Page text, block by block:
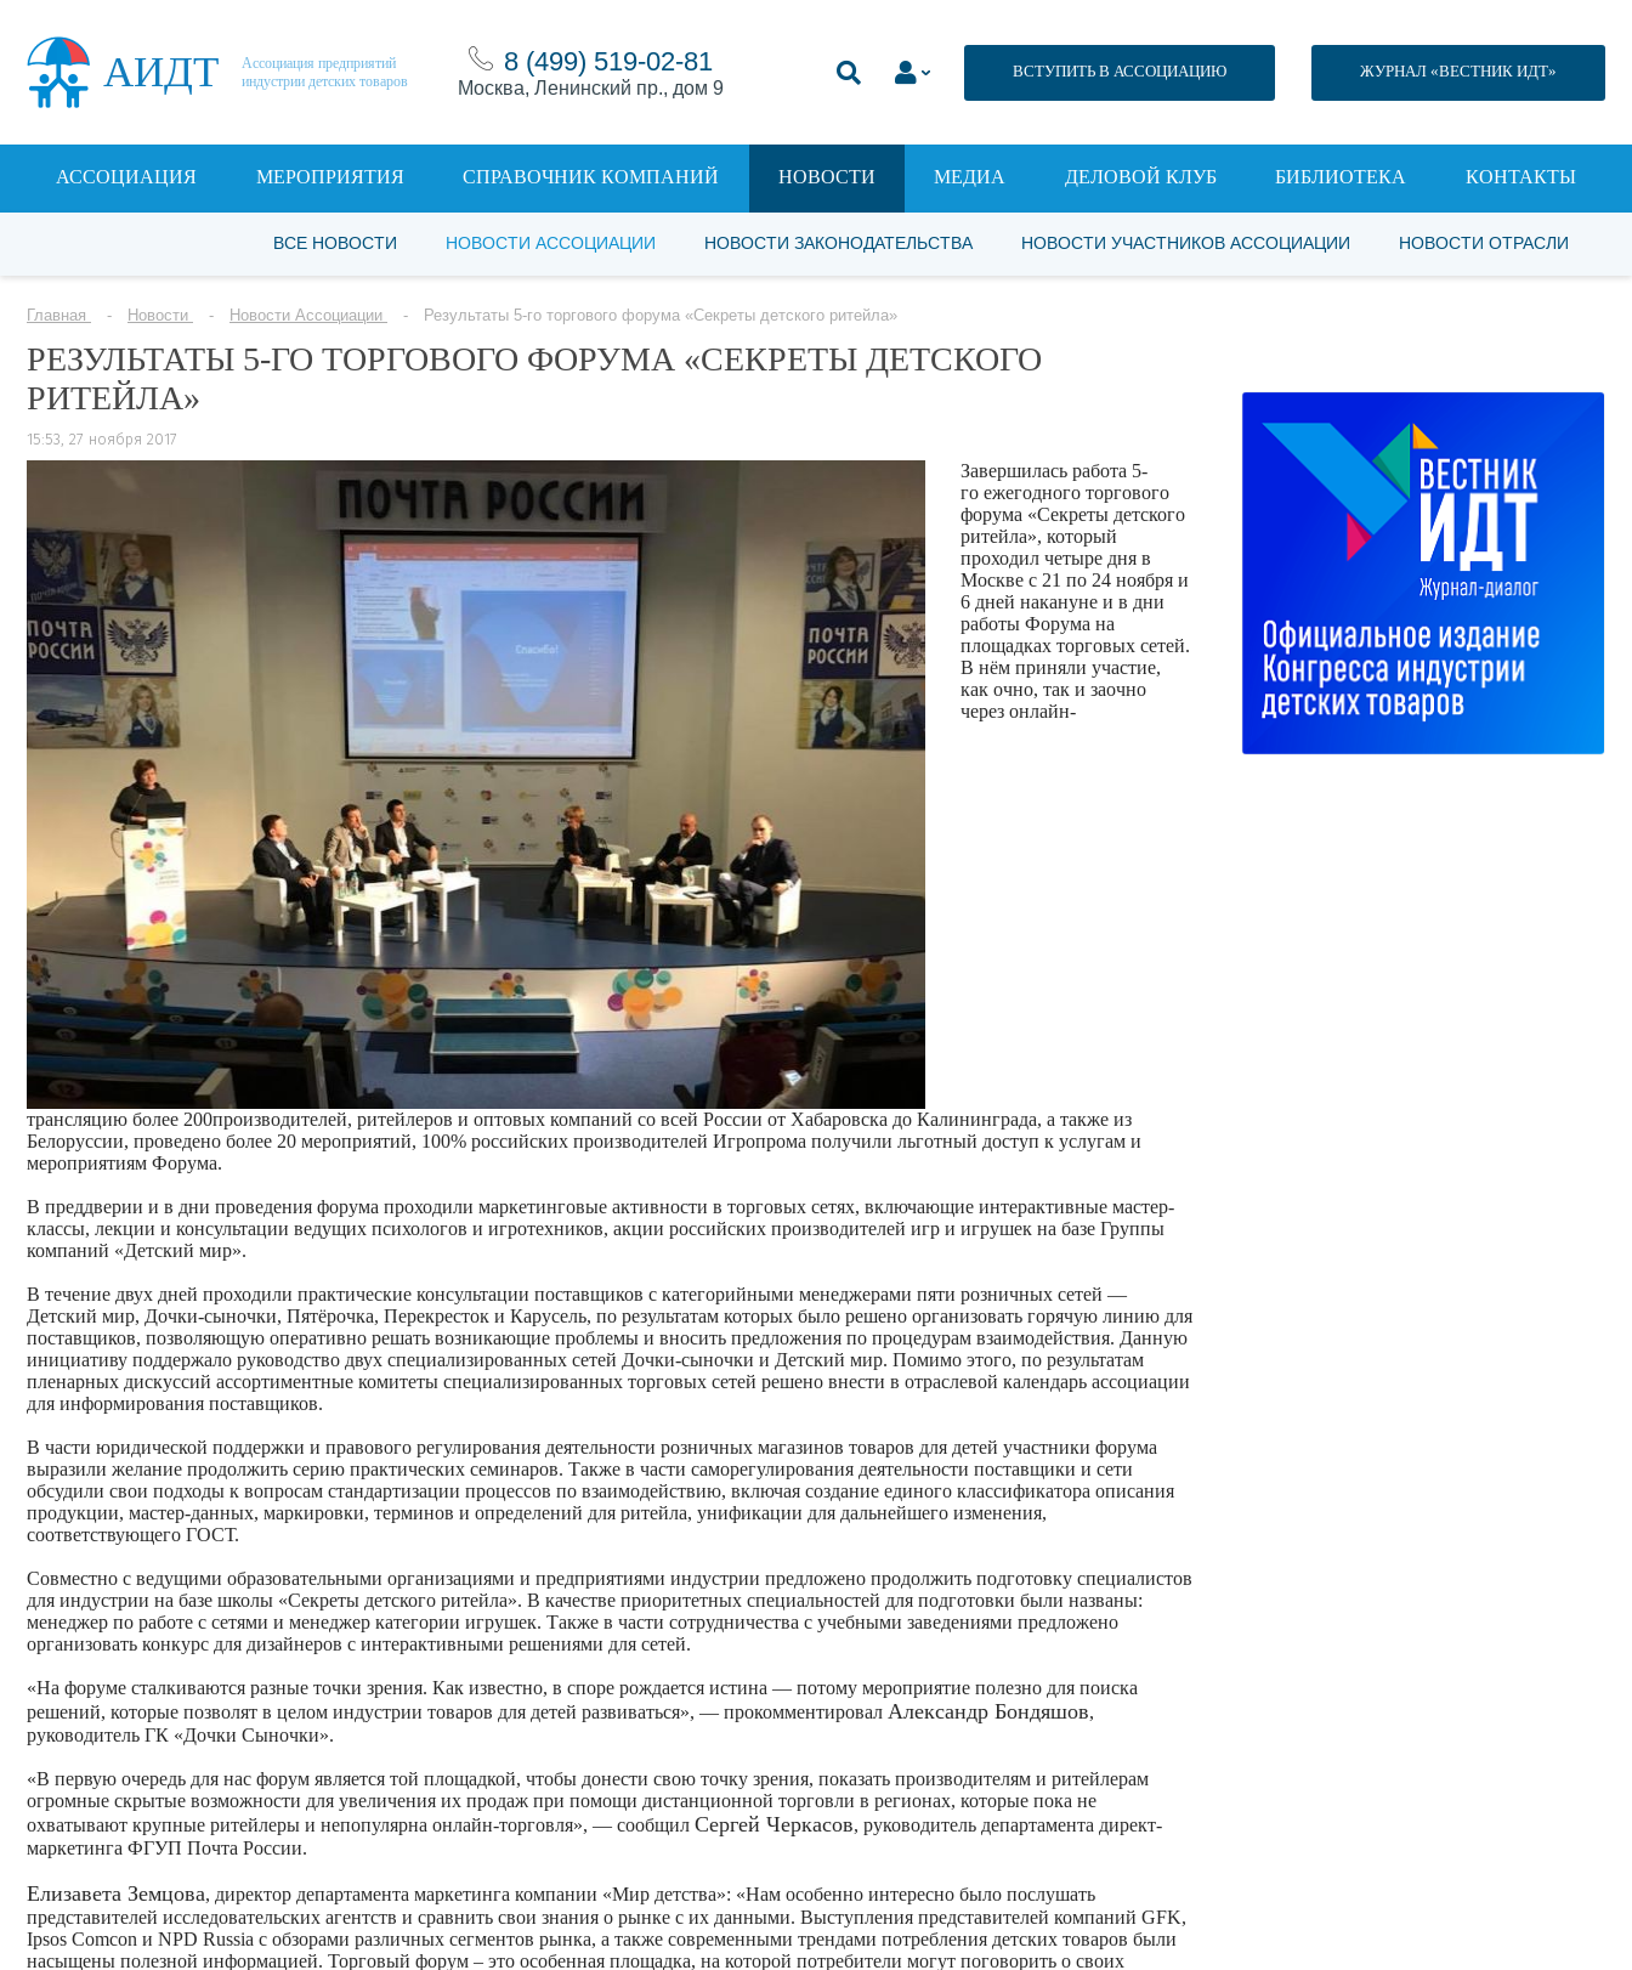
АИДТ
Ассоциация предприятий
индустрии детских товаров
8 (499) 519-02-81
Москва, Ленинский пр., дом 9
ВСТУПИТЬ В АССОЦИАЦИЮ ЖУРНАЛ «ВЕСТНИК ИДТ»
АССОЦИАЦИЯ МЕРОПРИЯТИЯ СПРАВОЧНИК КОМПАНИЙ НОВОСТИ МЕДИА ДЕЛОВОЙ КЛУБ БИБЛИОТЕКА КОНТАКТЫ
ВСЕ НОВОСТИ НОВОСТИ АССОЦИАЦИИ НОВОСТИ ЗАКОНОДАТЕЛЬСТВА НОВОСТИ УЧАСТНИКОВ АССОЦИАЦИИ НОВОСТИ ОТРАСЛИ
Главная Новости Новости Ассоциации Результаты 5-го торгового форума «Секреты детского ритейла»
РЕЗУЛЬТАТЫ 5-ГО ТОРГОВОГО ФОРУМА «СЕКРЕТЫ ДЕТСКОГО
РИТЕЙЛА»
15:53, 27 ноября 2017
Завершилась работа 5-
го ежегодного торгового
форума «Секреты детского
ритейла», который
проходил четыре дня в
Москве с 21 по 24 ноября и
6 дней накануне и в дни
работы Форума на
площадках торговых сетей.
В нём приняли участие,
как очно, так и заочно
через онлайн-
трансляцию более 200производителей, ритейлеров и оптовых компаний со всей России от Хабаровска до Калининграда, а также из
Белоруссии, проведено более 20 мероприятий, 100% российских производителей Игропрома получили льготный доступ к услугам и
мероприятиям Форума.
В преддверии и в дни проведения форума проходили маркетинговые активности в торговых сетях, включающие интерактивные мастер-
классы, лекции и консультации ведущих психологов и игротехников, акции российских производителей игр и игрушек на базе Группы
компаний «Детский мир».
В течение двух дней проходили практические консультации поставщиков с категорийными менеджерами пяти розничных сетей —
Детский мир, Дочки-сыночки, Пятёрочка, Перекресток и Карусель, по результатам которых было решено организовать горячую линию для
поставщиков, позволяющую оперативно решать возникающие проблемы и вносить предложения по процедурам взаимодействия. Данную
инициативу поддержало руководство двух специализированных сетей Дочки-сыночки и Детский мир. Помимо этого, по результатам
пленарных дискуссий ассортиментные комитеты специализированных торговых сетей решено внести в отраслевой календарь ассоциации
для информирования поставщиков.
В части юридической поддержки и правового регулирования деятельности розничных магазинов товаров для детей участники форума
выразили желание продолжить серию практических семинаров. Также в части саморегулирования деятельности поставщики и сети
обсудили свои подходы к вопросам стандартизации процессов по взаимодействию, включая создание единого классификатора описания
продукции, мастер-данных, маркировки, терминов и определений для ритейла, унификации для дальнейшего изменения,
соответствующего ГОСТ.
Совместно с ведущими образовательными организациями и предприятиями индустрии предложено продолжить подготовку специалистов
для индустрии на базе школы «Секреты детского ритейла». В качестве приоритетных специальностей для подготовки были названы:
менеджер по работе с сетями и менеджер категории игрушек. Также в части сотрудничества с учебными заведениями предложено
организовать конкурс для дизайнеров с интерактивными решениями для сетей.
«На форуме сталкиваются разные точки зрения. Как известно, в споре рождается истина — потому мероприятие полезно для поиска
решений, которые позволят в целом индустрии товаров для детей развиваться», — прокомментировал Александр Бондяшов,
руководитель ГК «Дочки Сыночки».
«В первую очередь для нас форум является той площадкой, чтобы донести свою точку зрения, показать производителям и ритейлерам
огромные скрытые возможности для увеличения их продаж при помощи дистанционной торговли в регионах, которые пока не
охватывают крупные ритейлеры и непопулярна онлайн-торговля», — сообщил Сергей Черкасов, руководитель департамента директ-
маркетинга ФГУП Почта России.
Елизавета Земцова, директор департамента маркетинга компании «Мир детства»: «Нам особенно интересно было послушать
представителей исследовательских агентств и сравнить свои знания о рынке с их данными. Выступления представителей компаний GFK,
Ipsos Comcon и NPD Russia с обзорами различных сегментов рынка, а также современными трендами потребления детских товаров были
насыщены полезной информацией. Торговый форум – это особенная площадка, на которой потребители могут поговорить о своих